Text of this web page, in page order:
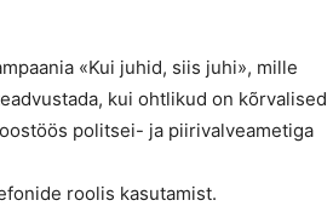
«Kui juhid, siis juhi», mille
kui ohtlikud on kõrvalised
politsei- ja piirivalveametiga
roolis kasutamist.